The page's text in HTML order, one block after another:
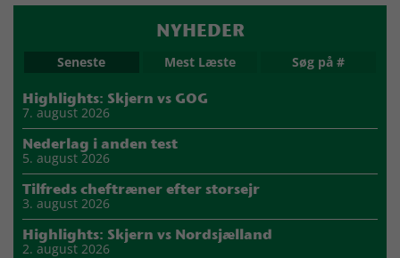
NYHEDER
Seneste Mest Læste Søg på #
Highlights: Skjern vs GOG
7. august 2026
Nederlag i anden test
5. august 2026
Tilfreds cheftræner efter storsejr
3. august 2026
Highlights: Skjern vs Nordsjælland
2. august 2026